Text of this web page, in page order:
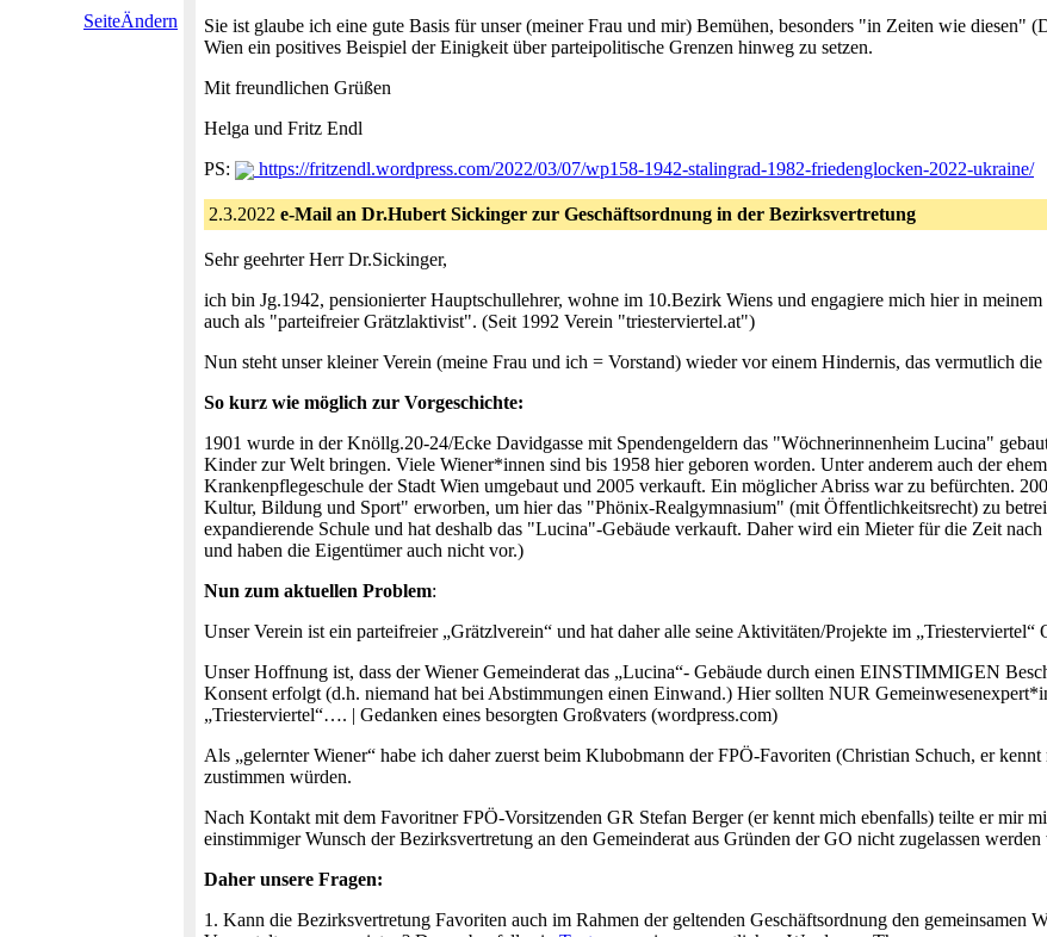
SeiteÄndern
Sie ist glaube ich eine gute Basis für unser (meiner Frau und mir) Bemühen, besonders "in Zeiten wie diesen"
Wien ein positives Beispiel der Einigkeit über parteipolitische Grenzen hinweg zu setzen.
Mit freundlichen Grüßen
Helga und Fritz Endl
PS:
https://fritzendl.wordpress.com/2022/03/07/wp158-1942-stalingrad-1982-friedenglocken-2022-ukraine/
2.3.2022 e-Mail an Dr.Hubert Sickinger zur Geschäftsordnung in der Bezirksvertretung
Sehr geehrter Herr Dr.Sickinger,
ich bin Jg.1942, pensionierter Hauptschullehrer, wohne im 10.Bezirk Wiens und engagiere mich hier in
auch als "parteifreier Grätzlaktivist". (Seit 1992 Verein "triesterviertel.at")
Nun steht unser kleiner Verein (meine Frau und ich = Vorstand) wieder vor einem Hindernis, das vermutlich
So kurz wie möglich zur Vorgeschichte:
1901 wurde in der Knöllg.20-24/Ecke Davidgasse mit Spendengeldern das "Wöchnerinnenheim Lucina"
Kinder zur Welt bringen. Viele Wiener*innen sind bis 1958 hier geboren worden. Unter anderem auch der
Krankenpflegeschule der Stadt Wien umgebaut und 2005 verkauft. Ein möglicher Abriss war zu befürchten.
Kultur, Bildung und Sport" erworben, um hier das "Phönix-Realgymnasium" (mit Öffentlichkeitsrecht) zu
expandierende Schule und hat deshalb das "Lucina"-Gebäude verkauft. Daher wird ein Mieter für die Zeit
und haben die Eigentümer auch nicht vor.)
Nun zum aktuellen Problem:
Unser Verein ist ein parteifreier „Grätzlverein“ und hat daher alle seine Aktivitäten/Projekte im
Unser Hoffnung ist, dass der Wiener Gemeinderat das „Lucina“- Gebäude durch einen EINSTIMMIGEN
Konsent erfolgt (d.h. niemand hat bei Abstimmungen einen Einwand.) Hier sollten NUR
„Triesterviertel“…. | Gedanken eines besorgten Großvaters (wordpress.com)
Als „gelernter Wiener“ habe ich daher zuerst beim Klubobmann der FPÖ-Favoriten (Christian Schuch, er
zustimmen würden.
Nach Kontakt mit dem Favoritner FPÖ-Vorsitzenden GR Stefan Berger (er kennt mich ebenfalls) teilte er mir
einstimmiger Wunsch der Bezirksvertretung an den Gemeinderat aus Gründen der GO nicht zugelassen werden
Daher unsere Fragen:
1. Kann die Bezirksvertretung Favoriten auch im Rahmen der geltenden Geschäftsordnung den gemeinsamen